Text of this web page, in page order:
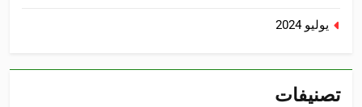
يوليو 2024
تصنيفات